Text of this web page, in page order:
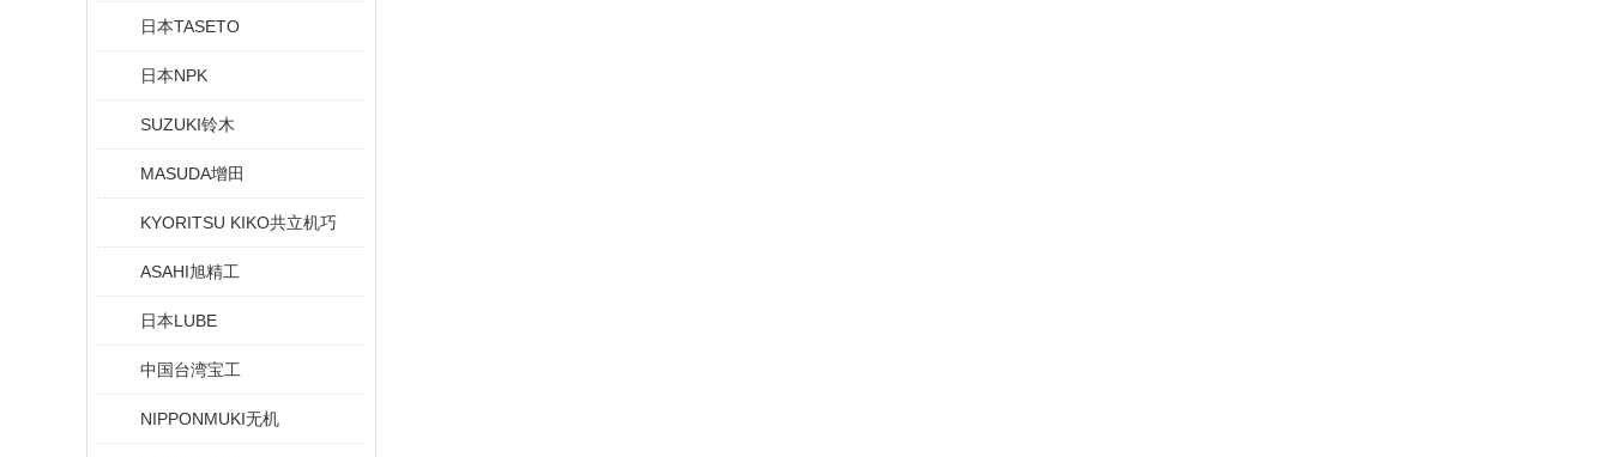
日本TASETO
日本NPK
SUZUKI铃木
MASUDA增田
KYORITSU KIKO共立机巧
ASAHI旭精工
日本LUBE
中国台湾宝工
NIPPONMUKI无机